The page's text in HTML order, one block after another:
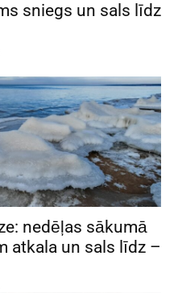
sniegs un sals līdz
nedēļas sākumā
atkala un sals līdz –